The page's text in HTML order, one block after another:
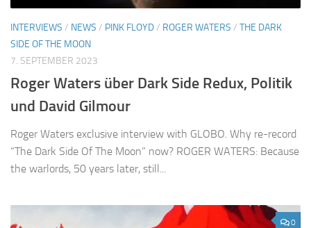
INTERVIEWS / NEWS / PINK FLOYD/ ROGER WATERS / THE DARK
SIDE OF THE MOON
7. SEPTEMBER 2023
Roger Waters über Dark Side Redux, Politik
und David Gilmour
Roger Waters exclusive interview with GLOBO. Why re-record
“The Dark Side Of The Moon” now? ROGER WATERS: Because
the warlords, 50 years later, still...
0